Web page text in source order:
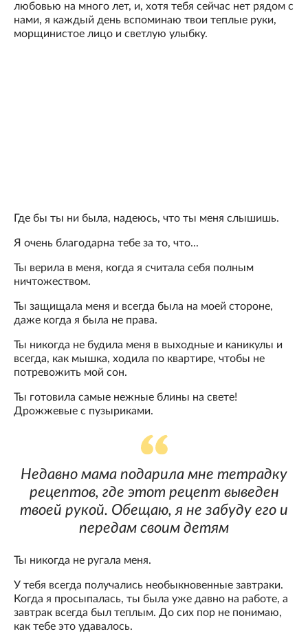
любовью на много лет, и, хотя тебя сейчас нет рядом с
нами, я каждый день вспоминаю твои теплые руки,
морщинистое лицо и светлую улыбку.
Где бы ты ни была, надеюсь, что ты меня слышишь.
Я очень благодарна тебе за то, что...
Ты верила в меня, когда я считала себя полным
ничтожеством.
Ты защищала меня и всегда была на моей стороне,
даже когда я была не права.
Ты никогда не будила меня в выходные и каникулы и
всегда, как мышка, ходила по квартире, чтобы не
потревожить мой сон.
Ты готовила самые нежные блины на свете!
Дрожжевые с пузыриками.
Недавно мама подарила мне тетрадку
рецептов, где этот рецепт выведен
твоей рукой. Обещаю, я не забуду его и
передам своим детям
Ты никогда не ругала меня.
У тебя всегда получались необыкновенные завтраки.
Когда я просыпалась, ты была уже давно на работе, а
завтрак всегда был теплым. До сих пор не понимаю,
как тебе это удавалось.